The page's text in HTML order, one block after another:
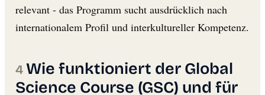
relevant - das Programm sucht ausdrücklich nach
internationalem Profil und interkultureller Kompetenz.
Wie funktioniert der Global
Science Course (GSC) und für